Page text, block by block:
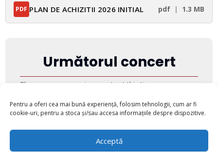
Pentru a oferi cea mai bună experiență, folosim tehnologii, cum ar fi
cookie-uri, pentru a stoca și/sau accesa informațiile despre dispozitive.
Acceptă
PDF PLAN DE ACHIZITII 2026 INITIAL pdf 1.3 MB
Următorul concert
There are no upcoming events at this time.